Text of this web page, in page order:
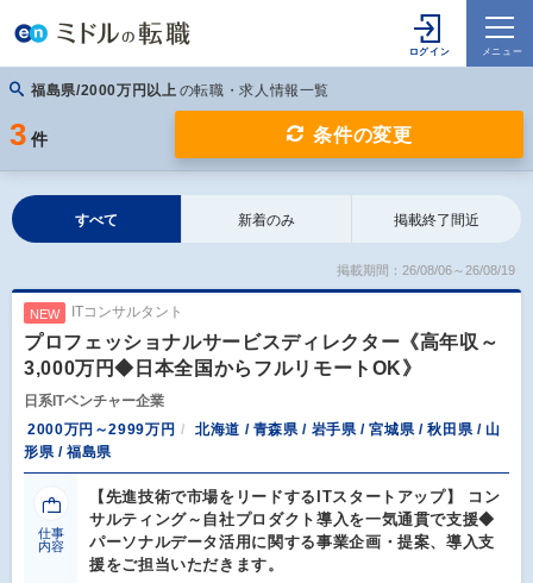
福島県/2000万円以上 の転職・求人情報一覧
3 件 条件の変更
すべて 新着のみ 掲載終了間近
掲載期間：26/08/06～26/08/19
NEW ITコンサルタント
プロフェッショナルサービスディレクター《高年収～
3,000万円◆日本全国からフルリモートOK》
日系ITベンチャー企業
2000万円～2999万円
北海道 / 青森県 / 岩手県 / 宮城県 / 秋田県 / 山
形県 / 福島県
仕事
内容
【先進技術で市場をリードするITスタートアップ】 コン
サルティング～自社プロダクト導入を一気通貫で支援◆
パーソナルデータ活用に関する事業企画・提案、導入支
援をご担当いただきます。